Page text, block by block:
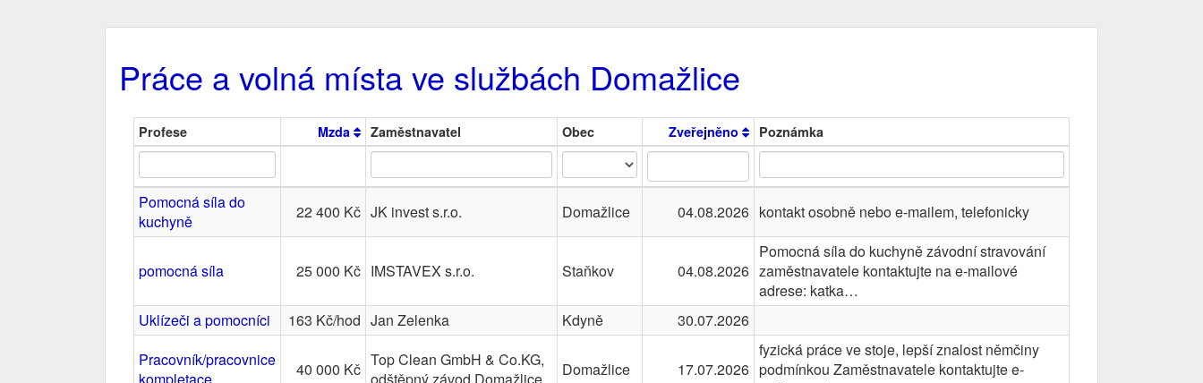
Práce a volná místa ve službách Domažlice
Profese Mzda Zaměstnavatel Obec Zveřejněno Poznámka
Pomocná síla do
kuchyně
22 400 Kč JK invest s.r.o. Domažlice 04.08.2026 kontakt osobně nebo e-mailem, telefonicky
pomocná síla 25 000 Kč IMSTAVEX s.r.o. Staňkov 04.08.2026
Pomocná síla do kuchyně závodní stravování
zaměstnavatele kontaktujte na e-mailové
adrese: katka…
Uklízeči a pomocníci
163 Kč/hod Jan Zelenka Kdyně
30.07.2026
Pracovník/pracovnice
40 000 Kč Top Clean GmbH & Co.KG,
Domažlice 17.07.2026
fyzická práce ve stoje, lepší znalost němčiny
podmínkou Zaměstnavatele kontaktujte e-